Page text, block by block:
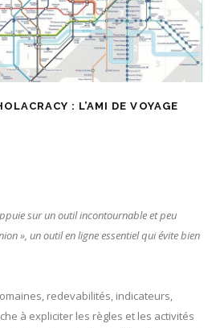
: L’AMI DE VOYAGE
sur un outil incontournable et peu
», un outil en ligne essentiel qui évite bien
redevabilités, indicateurs,
à expliciter les règles et les activités